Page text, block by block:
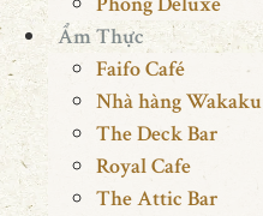
Ẩm Thực
Faifo Café
Nhà hàng Wakaku
The Deck Bar
Royal Cafe
The Attic Bar